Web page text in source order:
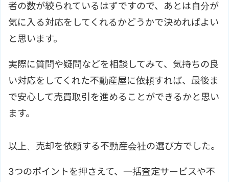
者の数が絞られているはずですので、あとは自分が
気に入る対応をしてくれるかどうかで決めればよい
と思います。
実際に質問や疑問などを相談してみて、気持ちの良
い対応をしてくれた不動産屋に依頼すれば、最後ま
で安心して売買取引を進めることができるかと思い
ます。
以上、売却を依頼する不動産会社の選び方でした。
3つのポイントを押さえて、一括査定サービスや不